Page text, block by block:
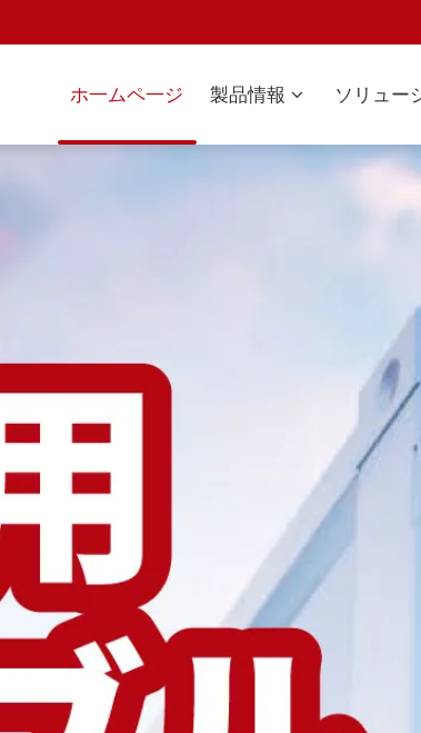
ホ一ムペ一ジ 製品情報 ソリュー